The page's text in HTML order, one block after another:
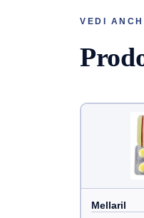
VEDI
Mellaril